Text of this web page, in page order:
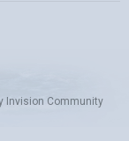
Invision Community